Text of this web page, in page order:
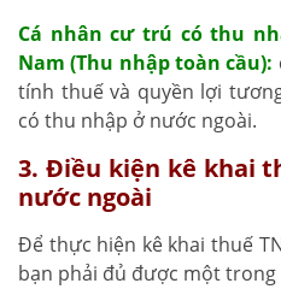
Cá nhân cư trú có thu
Nam (Thu nhập toàn cầu):
tính thuế và quyền lợi
có thu nhập ở nước ngoài.
3. Điều kiện kê khai
nước ngoài
Để thực hiện kê khai thuế
bạn phải đủ được một